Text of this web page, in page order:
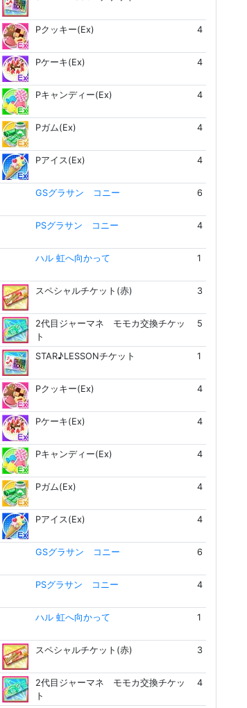
Pクッキー(Ex) 4
Pケーキ(Ex) 4
Pキャンディー(Ex) 4
Pガム(Ex) 4
Pアイス(Ex) 4
GSグラサン コニー 6
PSグラサン コニー 4
ハル 虹へ向かって 1
スペシャルチケット(赤) 3
2代目ジャーマネ モモカ交換チケッ
ト
5
STAR♪LESSONチケット 1
Pクッキー(Ex) 4
Pケーキ(Ex) 4
Pキャンディー(Ex) 4
Pガム(Ex) 4
Pアイス(Ex) 4
GSグラサン コニー 6
PSグラサン コニー 4
ハル 虹へ向かって 1
スペシャルチケット(赤) 3
2代目ジャーマネ モモカ交換チケッ
ト
4